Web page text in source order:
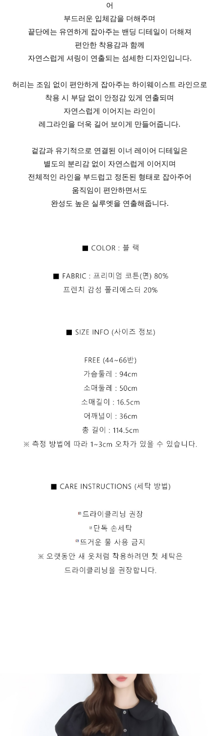
어
부드러운 입체감을 더해주며
끝단에는 유연하게 잡아주는 밴딩 디테일이 더해져
편안한 착용감과 함께
자연스럽게 셔링이 연출되는 섬세한 디자인입니다.
허리는 조임 없이 편안하게 잡아주는 하이웨이스트 라인으로
착용 시 부담 없이 안정감 있게 연출되며
자연스럽게 이어지는 라인이
레그라인을 더욱 길어 보이게 만들어줍니다.
겉감과 유기적으로 연결된 이너 레이어 디테일은
별도의 분리감 없이 자연스럽게 이어지며
전체적인 라인을 부드럽고 정돈된 형태로 잡아주어
움직임이 편안하면서도